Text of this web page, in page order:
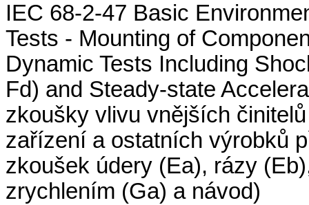
IEC 68-2-47 Basic
Tests - Mounting of
Dynamic Tests Including
Fd) and Steady-state
zkoušky vlivu vnějších
zařízení a ostatních výrobků
zkoušek údery (Ea), rázy
zrychlením (Ga) a návod)